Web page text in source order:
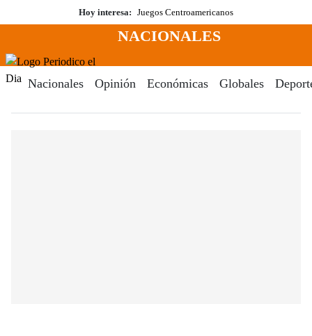
al
Hoy interesa: Juegos Centroamericanos
Menú
NACIONALES
Nacionales Opinión Económicas Globales